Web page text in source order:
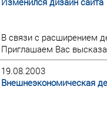
В связи с расширением
Приглашаем Вас
19.08.2003
Внешнеэкономическая